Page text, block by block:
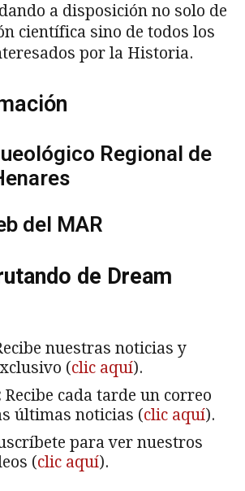
a disposición no solo de
científica sino de todos los
por la Historia.
Regional de
del MAR
de Dream
nuestras noticias y
(clic aquí).
Recibe cada tarde un correo
últimas noticias (clic aquí).
para ver nuestros
(clic aquí).